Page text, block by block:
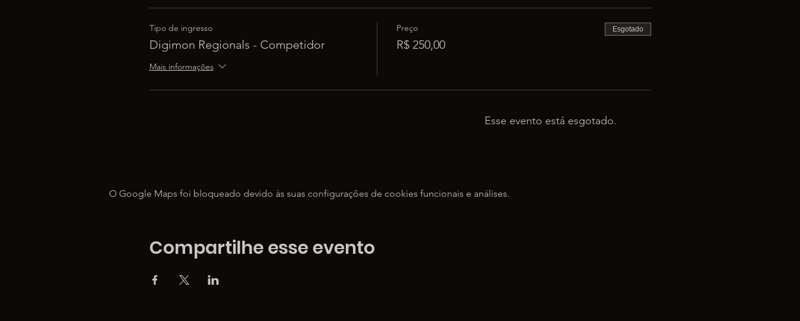
Tipo de ingresso
Digimon Regionals - Competidor
Mais informações
Preço
R$ 250,00
Esgotado
Esse evento está esgotado.
O Google Maps foi bloqueado devido às suas configurações de cookies funcionais e análises.
Compartilhe esse evento